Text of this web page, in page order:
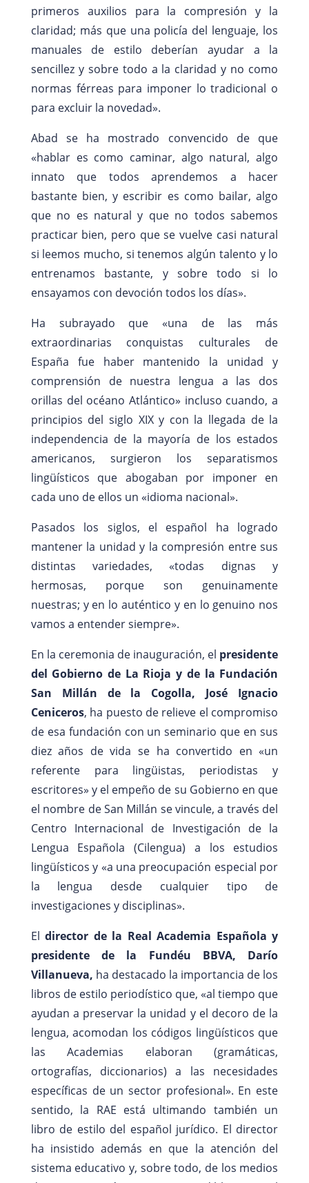
primeros auxilios para la compresión y la
claridad; más que una policía del lenguaje, los
manuales de estilo deberían ayudar a la
sencillez y sobre todo a la claridad y no como
normas férreas para imponer lo tradicional o
para excluir la novedad».
Abad se ha mostrado convencido de que
«hablar es como caminar, algo natural, algo
innato que todos aprendemos a hacer
bastante bien, y escribir es como bailar, algo
que no es natural y que no todos sabemos
practicar bien, pero que se vuelve casi natural
si leemos mucho, si tenemos algún talento y lo
entrenamos bastante, y sobre todo si lo
ensayamos con devoción todos los días».
Ha subrayado que «una de las más
extraordinarias conquistas culturales de
España fue haber mantenido la unidad y
comprensión de nuestra lengua a las dos
orillas del océano Atlántico» incluso cuando, a
principios del siglo XIX y con la llegada de la
independencia de la mayoría de los estados
americanos, surgieron los separatismos
lingüísticos que abogaban por imponer en
cada uno de ellos un «idioma nacional».
Pasados los siglos, el español ha logrado
mantener la unidad y la compresión entre sus
distintas variedades, «todas dignas y
hermosas, porque son genuinamente
nuestras; y en lo auténtico y en lo genuino nos
vamos a entender siempre».
En la ceremonia de inauguración, el presidente
del Gobierno de La Rioja y de la Fundación
San Millán de la Cogolla, José Ignacio
Ceniceros, ha puesto de relieve el compromiso
de esa fundación con un seminario que en sus
diez años de vida se ha convertido en «un
referente para lingüistas, periodistas y
escritores» y el empeño de su Gobierno en que
el nombre de San Millán se vincule, a través del
Centro Internacional de Investigación de la
Lengua Española (Cilengua) a los estudios
lingüísticos y «a una preocupación especial por
la lengua desde cualquier tipo de
investigaciones y disciplinas».
Eldirector de la Real Academia Española y
presidente de la Fundéu BBVA, Darío
Villanueva, ha destacado la importancia de los
libros de estilo periodístico que, «al tiempo que
ayudan a preservar la unidad y el decoro de la
lengua, acomodan los códigos lingüísticos que
las Academias elaboran (gramáticas,
ortografías, diccionarios) a las necesidades
específicas de un sector profesional». En este
sentido, la RAE está ultimando también un
libro de estilo del español jurídico. El director
ha insistido además en que la atención del
sistema educativo y, sobre todo, de los medios